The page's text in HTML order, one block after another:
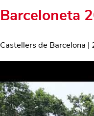
Barceloneta
Castellers de Barcelona |